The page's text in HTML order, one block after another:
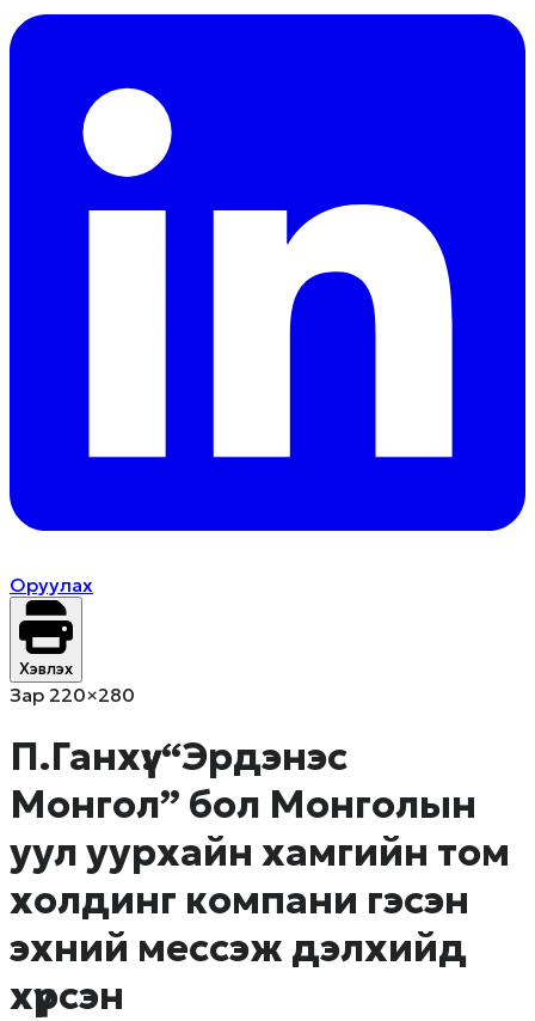
Оруулах
Хэвлэх
Зар 220×280
П.Ганхүү: “Эрдэнэс
Монгол” бол Монголын
уул уурхайн хамгийн том
холдинг ​компани гэсэн
эхний мессэж дэлхийд
хүрсэн